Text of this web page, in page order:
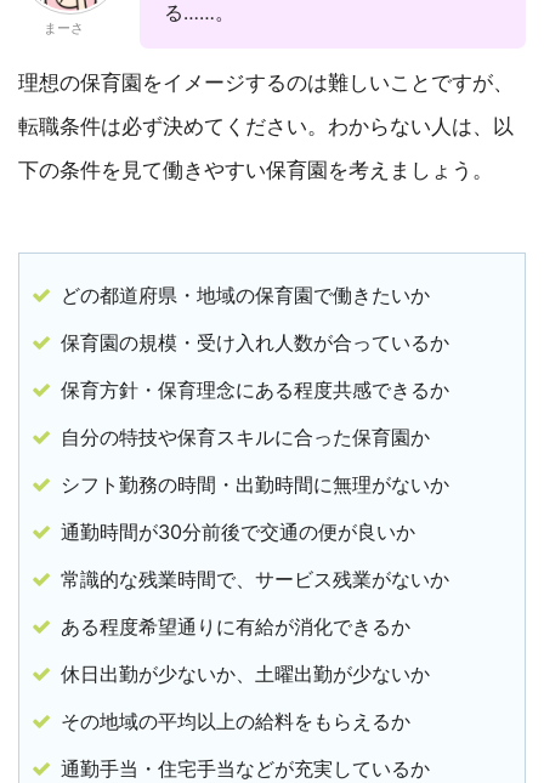
まーさ
る……。
理想の保育園をイメージするのは難しいことですが、
転職条件は必ず決めてください。わからない人は、以
下の条件を見て働きやすい保育園を考えましょう。
どの都道府県・地域の保育園で働きたいか
保育園の規模・受け入れ人数が合っているか
保育方針・保育理念にある程度共感できるか
自分の特技や保育スキルに合った保育園か
シフト勤務の時間・出勤時間に無理がないか
通勤時間が30分前後で交通の便が良いか
常識的な残業時間で、サービス残業がないか
ある程度希望通りに有給が消化できるか
休日出勤が少ないか、土曜出勤が少ないか
その地域の平均以上の給料をもらえるか
通勤手当・住宅手当などが充実しているか